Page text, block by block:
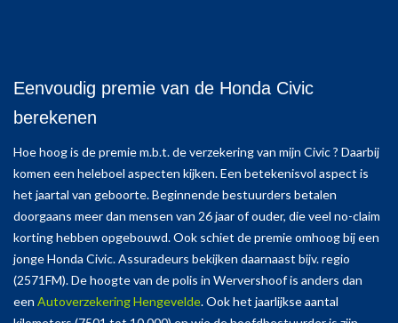
Eenvoudig premie van de Honda Civic
berekenen
Hoe hoog is de premie m.b.t. de verzekering van mijn Civic ? Daarbij
komen een heleboel aspecten kijken. Een betekenisvol aspect is
het jaartal van geboorte. Beginnende bestuurders betalen
doorgaans meer dan mensen van 26 jaar of ouder, die veel no-claim
korting hebben opgebouwd. Ook schiet de premie omhoog bij een
jonge Honda Civic. Assuradeurs bekijken daarnaast bijv. regio
(2571FM). De hoogte van de polis in Wervershoof is anders dan
een Autoverzekering Hengevelde. Ook het jaarlijkse aantal